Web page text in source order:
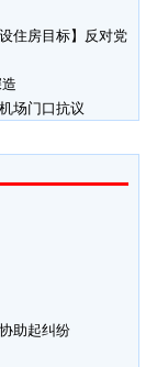
住房目标】反对党
场门口抗议
助起纠纷